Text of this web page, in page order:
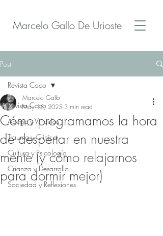
Marcelo Gallo De Urioste
Post
Revista Coco
Apego y Vínculos
Trauma y Clínica
Cultura y Psicología
Crianza y Desarrollo
Sociedad y Reflexiones
Revista Coco
Cómo programamos la hora
de despertar en nuestra
mente (y cómo relajarnos
para dormir mejor)
Marcelo Gallo
May 15, 2025 3 min read